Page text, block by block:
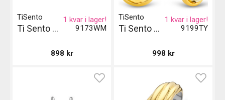
9173WM
TiSento
Ti Sento Milano Ear Charms
1 kvar i lager!
898 kr
9199TY
TiSento
Ti Sento Milano Ear Charms - Gul
1 kvar i lager!
998 kr